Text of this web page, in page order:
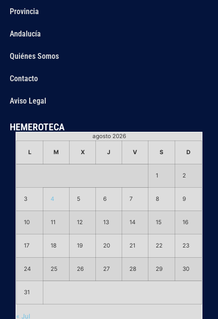
Provincia
Andalucía
Quiénes Somos
Contacto
Aviso Legal
HEMEROTECA
agosto 2026
L M X J V S D
1 2
3 4 5 6 7 8 9
10 11 12 13 14 15 16
17 18 19 20 21 22 23
24 25 26 27 28 29 30
31
« Jul